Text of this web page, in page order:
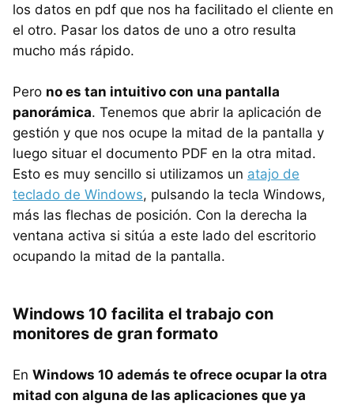
los datos en pdf que nos ha facilitado el cliente en
el otro. Pasar los datos de uno a otro resulta
mucho más rápido.
Pero no es tan intuitivo con una pantalla
panorámica. Tenemos que abrir la aplicación de
gestión y que nos ocupe la mitad de la pantalla y
luego situar el documento PDF en la otra mitad.
Esto es muy sencillo si utilizamos un atajo de
teclado de Windows, pulsando la tecla Windows,
más las flechas de posición. Con la derecha la
ventana activa si sitúa a este lado del escritorio
ocupando la mitad de la pantalla.
Windows 10 facilita el trabajo con
monitores de gran formato
En Windows 10 además te ofrece ocupar la otra
mitad con alguna de las aplicaciones que ya